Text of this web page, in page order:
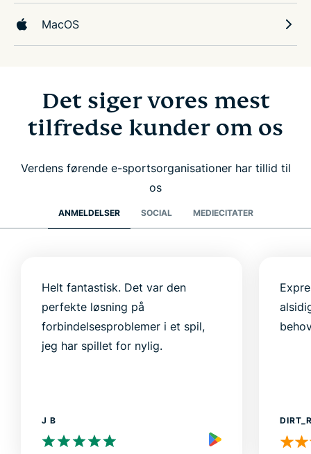
MacOS
Det siger vores mest
tilfredse kunder om os
Verdens førende e-sportsorganisationer har tillid til
os
ANMELDELSER SOCIAL MEDIECITATER
Helt fantastisk. Det var den
perfekte løsning på
forbindelsesproblemer i et spil,
jeg har spillet for nylig.
J B